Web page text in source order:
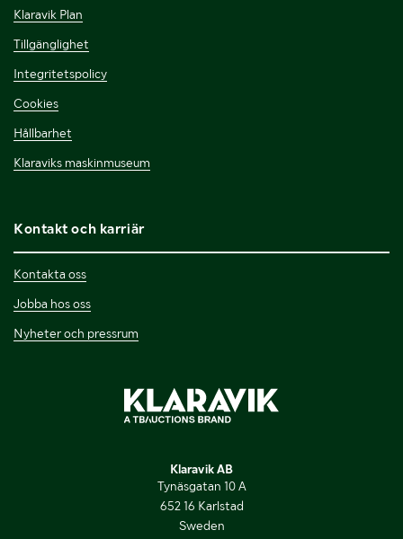
Klaravik Plan
Tillgänglighet
Integritetspolicy
Cookies
Hållbarhet
Klaraviks maskinmuseum
Kontakt och karriär
Kontakta oss
Jobba hos oss
Nyheter och pressrum
Klaravik AB
Tynäsgatan 10 A
652 16 Karlstad
Sweden